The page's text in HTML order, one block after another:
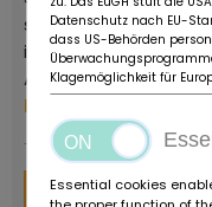
sondern ein
ist, die Wünsche von
Autos und
Plus de ce
Datenschutz nach EU-
dass US-Behörden
Klagemöglichkeit für
Essential cookies